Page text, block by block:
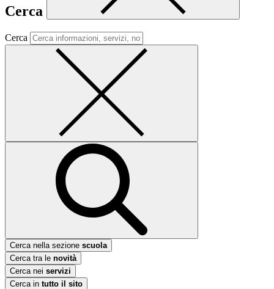
Cerca
Cerca
Cerca nella sezione scuola
Cerca tra le novità
Cerca nei servizi
Cerca in tutto il sito